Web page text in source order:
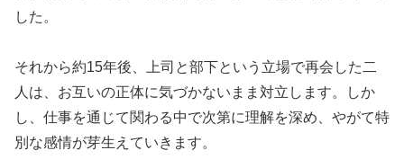
した。
それから約15年後、上司と部下という立場で再会した二
人は、お互いの正体に気づかないまま対立します。しか
し、仕事を通じて関わる中で次第に理解を深め、やがて特
別な感情が芽生えていきます。